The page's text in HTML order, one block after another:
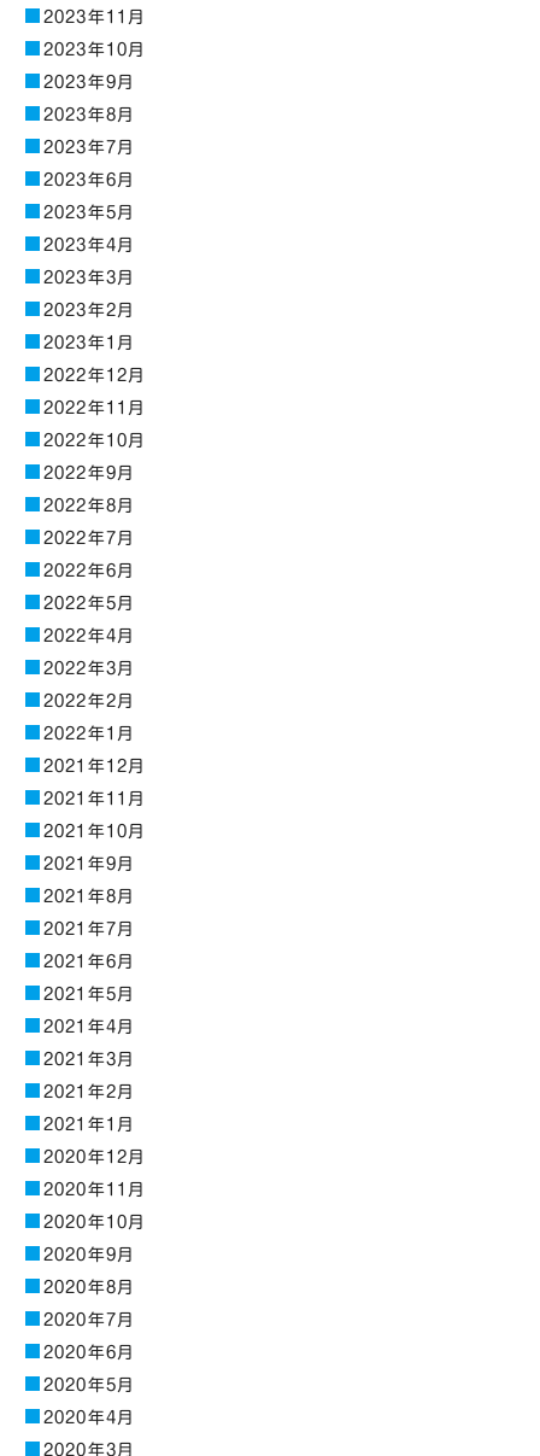
2023年11月
2023年10月
2023年9月
2023年8月
2023年7月
2023年6月
2023年5月
2023年4月
2023年3月
2023年2月
2023年1月
2022年12月
2022年11月
2022年10月
2022年9月
2022年8月
2022年7月
2022年6月
2022年5月
2022年4月
2022年3月
2022年2月
2022年1月
2021年12月
2021年11月
2021年10月
2021年9月
2021年8月
2021年7月
2021年6月
2021年5月
2021年4月
2021年3月
2021年2月
2021年1月
2020年12月
2020年11月
2020年10月
2020年9月
2020年8月
2020年7月
2020年6月
2020年5月
2020年4月
2020年3月